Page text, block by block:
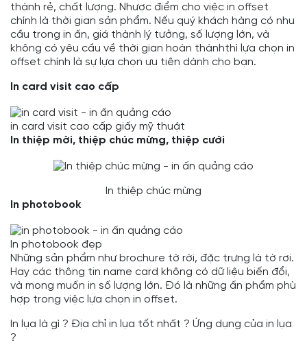
thành rẻ, chất lượng. Nhược điểm cho việc in offset
chính là thời gian sản phẩm. Nếu quý khách hàng có nhu
cầu trong in ấn, giá thành lý tưởng, số lượng lớn, và
không có yêu cầu về thời gian hoàn thànhthì lựa chọn in
offset chính là sự lựa chọn ưu tiên dành cho bạn.
In card visit cao cấp
in card visit cao cấp giấy mỹ thuật
In thiệp mời, thiệp chúc mừng, thiệp cưới
In thiệp chúc mừng
In photobook
In photobook đẹp
Những sản phẩm như brochure tờ rời, đặc trưng là tờ rơi.
Hay các thông tin name card không có dữ liệu biến đổi,
và mong muốn in số lượng lớn. Đó là những ấn phẩm phù
hợp trong việc lựa chọn in offset.
In lụa là gì ? Địa chỉ in lụa tốt nhất ? Ứng dụng của in lụa
?